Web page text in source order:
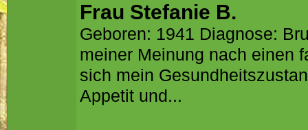
Frau Stefanie B.
Geboren: 1941 Diagnose:
meiner Meinung nach einen
sich mein
Appetit und...